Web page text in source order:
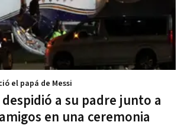
a su padre junto a
en una ceremonia
el papá de Messi